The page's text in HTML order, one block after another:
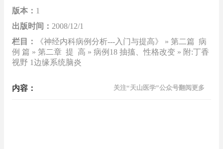
版本： 1
出版时间： 2008/12/1
栏目：
《神经内科病例分析---入门与提高》 » 第二篇 病
例 篇 » 第二章 提 高 » 病例18 抽搐、性格改变 » 附:丁香
视野 1边缘系统脑炎
内容： 关注“天山医学”公众号翻阅更多